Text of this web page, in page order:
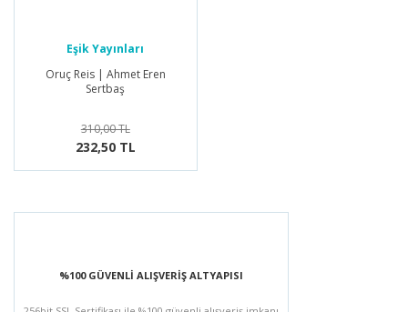
Eşik Yayınları
Oruç Reis | Ahmet Eren
Sertbaş
310,00 TL
232,50 TL
%100 GÜVENLİ ALIŞVERİŞ ALTYAPISI